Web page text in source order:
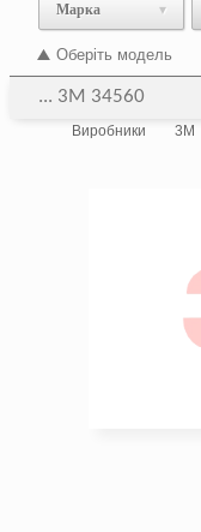
Марка
Оберіть модель
... 3M 34560
Виробники 3M